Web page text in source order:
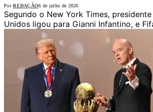
Por REDAÇÃO6 de julho de 2026
Segundo o New York Times,
Unidos ligou para Gianni Infantino, e